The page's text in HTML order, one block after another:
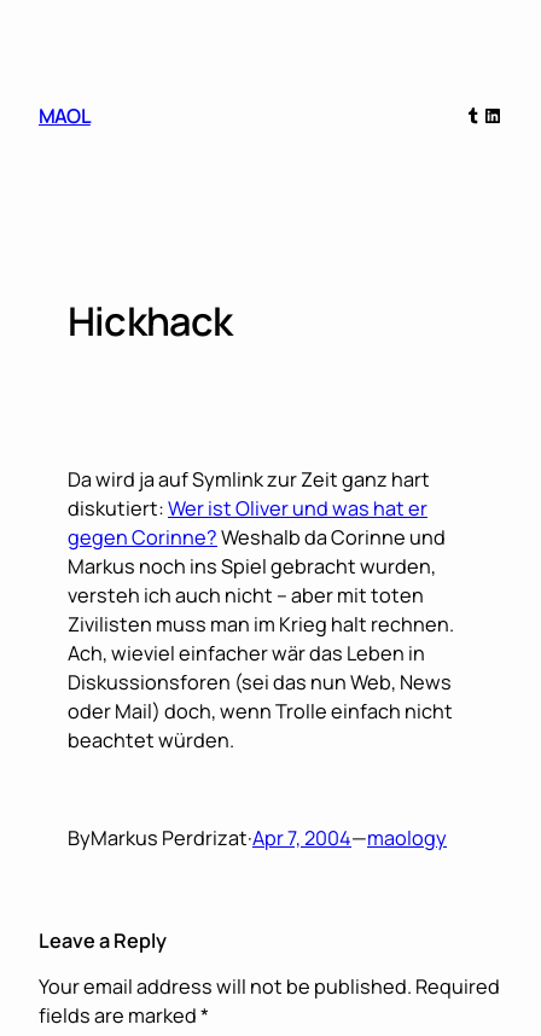
MAOL
Tumblr
Hickhack
Da wird ja auf Symlink zur Zeit ganz hart
diskutiert:Wer ist Oliver und was hat er
gegen Corinne?Weshalb da Corinne und
Markus noch ins Spiel gebracht wurden,
versteh ich auch nicht – aber mit toten
Zivilisten muss man im Krieg halt rechnen.
Ach, wieviel einfacher wär das Leben in
Diskussionsforen (sei das nun Web, News
oder Mail) doch, wenn Trolle einfach nicht
beachtet würden.
ByMarkus Perdrizat·Apr 7, 2004—maology
Leave a Reply
Your email address will not be published. Required
fields are marked*